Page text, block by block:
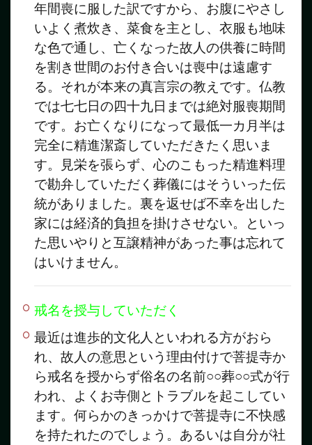
年間喪に服した訳ですから、お腹にやさし
いよく煮炊き、菜食を主とし、衣服も地味
な色で通し、亡くなった故人の供養に時間
を割き世間のお付き合いは喪中は遠慮す
る。それが本来の真言宗の教えです。仏教
では七七日の四十九日までは絶対服喪期間
です。お亡くなりになって最低一カ月半は
完全に精進潔斎していただきたく思いま
す。見栄を張らず、心のこもった精進料理
で勘弁していただく葬儀にはそういった伝
統がありました。裏を返せば不幸を出した
家には経済的負担を掛けさせない。といっ
た思いやりと互譲精神があった事は忘れて
はいけません。
戒名を授与していただく
最近は進歩的文化人といわれる方がおら
れ、故人の意思という理由付けで菩提寺か
ら戒名を授からず俗名の名前○○葬○○式が行
われ、よくお寺側とトラブルを起こしてい
ます。何らかのきっかけで菩提寺に不快感
を持たれたのでしょう。あるいは自分が社